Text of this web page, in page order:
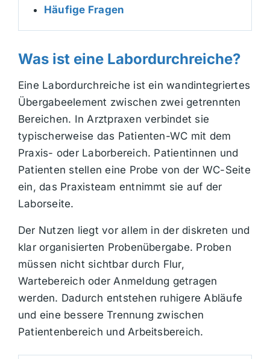
Häufige Fragen
Was ist eine Labordurchreiche?
Eine Labordurchreiche ist ein wandintegriertes
Übergabeelement zwischen zwei getrennten
Bereichen. In Arztpraxen verbindet sie
typischerweise das Patienten-WC mit dem
Praxis- oder Laborbereich. Patientinnen und
Patienten stellen eine Probe von der WC-Seite
ein, das Praxisteam entnimmt sie auf der
Laborseite.
Der Nutzen liegt vor allem in der diskreten und
klar organisierten Probenübergabe. Proben
müssen nicht sichtbar durch Flur,
Wartebereich oder Anmeldung getragen
werden. Dadurch entstehen ruhigere Abläufe
und eine bessere Trennung zwischen
Patientenbereich und Arbeitsbereich.